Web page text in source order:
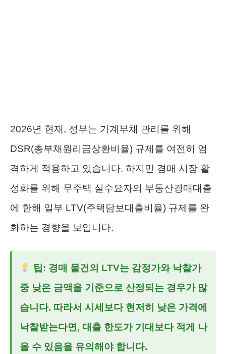
2026년 현재, 정부는 가계부채 관리를 위해
DSR(총부채원리금상환비율) 규제를 여전히 엄
격하게 적용하고 있습니다. 하지만 경매 시장 활
성화를 위해 무주택 실수요자의 부동산경매대출
에 한해 일부 LTV(주택담보대출비율) 규제를 완
화하는 경향을 보입니다.
팁: 경매 물건의 LTV는 감정가와 낙찰가
중 낮은 금액을 기준으로 산정되는 경우가 많
습니다. 따라서 시세보다 현저히 낮은 가격에
낙찰받는다면, 대출 한도가 기대보다 적게 나
올 수 있음을 유의해야 합니다.